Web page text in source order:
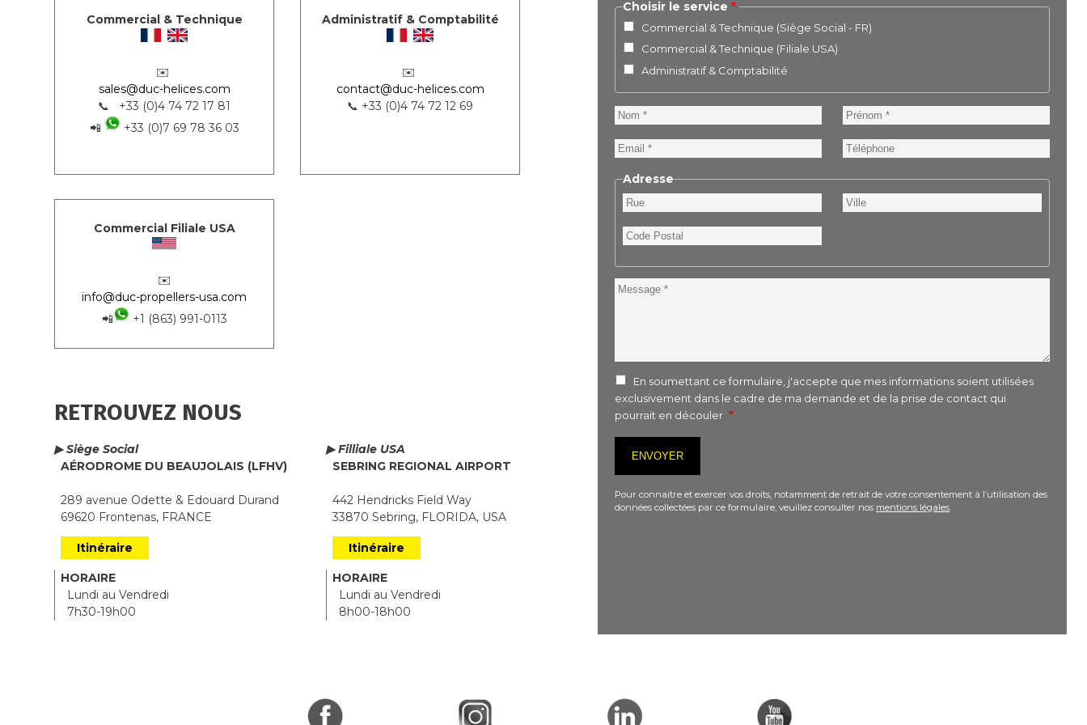
Commercial & Technique
✉️
sales@duc-helices.com
📞 +33 (0)4 74 72 17 81
📲
+33 (0)7 69 78 36 03
Administratif & Comptabilité
✉️
contact@duc-helices.com
📞 +33 (0)4 74 72 12 69
Commercial Filiale USA
✉️
info@duc-propellers-usa.com
📲
+1 (863) 991-0113
RETROUVEZ NOUS
▶ Siège Social
AÉRODROME DU BEAUJOLAIS (LFHV)
289 avenue Odette & Edouard Durand
69620 Frontenas, FRANCE
Itinéraire
HORAIRE
Lundi au Vendredi
7h30-19h00
▶ Filliale USA
SEBRING REGIONAL AIRPORT
442 Hendricks Field Way
33870 Sebring, FLORIDA, USA
Itinéraire
HORAIRE
Lundi au Vendredi
8h00-18h00
Choisir le service
Commercial & Technique (Siège Social - FR)
Commercial & Technique (Filiale USA)
Administratif & Comptabilité
Nom Prénom
Email Téléphone
Adresse
Rue Ville
Code
Postal
Message
En soumettant ce formulaire, j'accepte que mes informations soient utilisées
exclusivement dans le cadre de ma demande et de la prise de contact qui
pourrait en découler
Pour connaitre et exercer vos droits, notamment de retrait de votre consentement à l’utilisation des
données collectées par ce formulaire, veuillez consulter nos mentions légales.